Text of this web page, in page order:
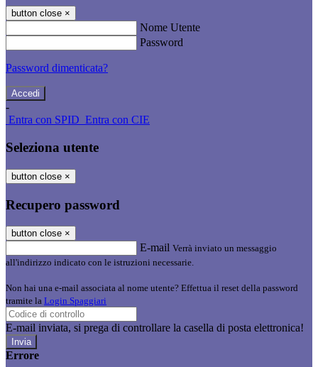
button close ×
Nome Utente
Password
Password dimenticata?
-
Entra con SPID Entra con CIE
Seleziona utente
button close ×
Recupero password
button close ×
E-mail Verrà inviato un messaggio
all'indirizzo indicato con le istruzioni necessarie.
Non hai una e-mail associata al nome utente? Effettua il reset della password
tramite la Login Spaggiari
E-mail inviata, si prega di controllare la casella di posta elettronica!
Errore